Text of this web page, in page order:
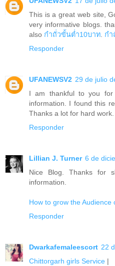
This is a great web site,
very informative blogs.
also กำถั่วขั้นต่ำ10บาท กำ
Responder
UFANEWSV2 29 de julio
I am thankful to you for
information. I found this
Thanks a lot for hard work.
Responder
Lillian J. Turner 6 de
Nice Blog. Thanks for
information.
How to grow the Audience
Responder
Dwarkafemaleescort 22
Chittorgarh girls Service |